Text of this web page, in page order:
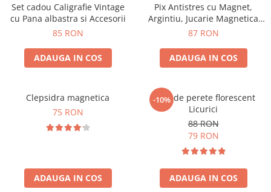
Set cadou Caligrafie Vintage
cu Pana albastra si Accesorii
85 RON
ADAUGA IN COS
Pix Antistres cu Magnet,
Argintiu, Jucarie Magnetica
pentru Birou
87 RON
ADAUGA IN COS
Clepsidra magnetica
75 RON
ADAUGA IN COS
-10%
Ceas de perete florescent
Licurici
88 RON
79 RON
ADAUGA IN COS